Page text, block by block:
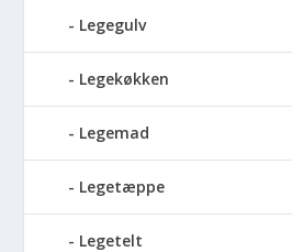
Legegulv
Legekøkken
Legemad
Legetæppe
Legetelt